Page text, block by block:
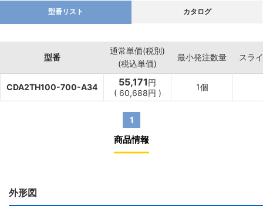
型番リスト カタログ
型番
通常単価(税別)
(税込単価)
最小発注数量 スラ
CDA2TH100-700-A34 55,171円
( 60,688円 )
1個
1
商品情報
外形図